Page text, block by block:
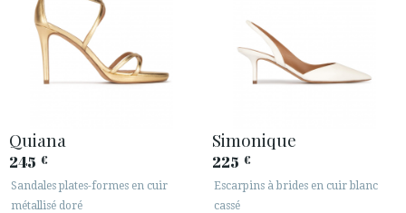
Quiana
245 €
Sandales plates-formes en cuir
métallisé doré
Simonique
225 €
Escarpins à brides en cuir blanc
cassé